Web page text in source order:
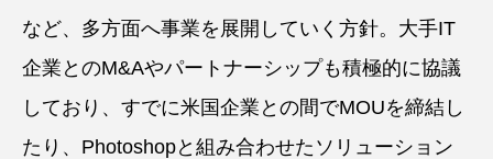
など、多方面へ事業を展開していく方針。大手IT
企業とのM&Aやパートナーシップも積極的に協議
しており、すでに米国企業との間でMOUを締結し
たり、Photoshopと組み合わせたソリューション